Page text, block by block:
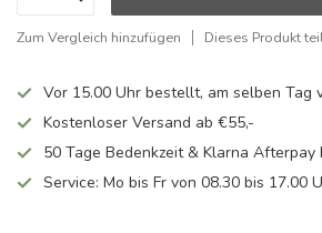
Zum Vergleich hinzufügen Dieses Produkt
Vor 15.00 Uhr bestellt, am selben Tag
Kostenloser Versand ab €55,-
50 Tage Bedenkzeit & Klarna Afterpay
Service: Mo bis Fr von 08.30 bis 17.00